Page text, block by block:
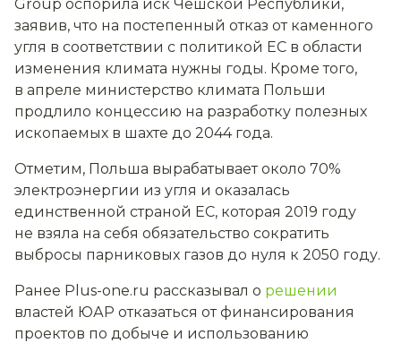
Group оспорила иск Чешской Республики,
заявив, что на постепенный отказ от каменного
угля в соответствии с политикой ЕС в области
изменения климата нужны годы. Кроме того,
в апреле министерство климата Польши
продлило концессию на разработку полезных
ископаемых в шахте до 2044 года.
Отметим, Польша вырабатывает около 70%
электроэнергии из угля и оказалась
единственной страной ЕС, которая 2019 году
не взяла на себя обязательство сократить
выбросы парниковых газов до нуля к 2050 году.
Ранее Plus-one.ru рассказывал о решении
властей ЮАР отказаться от финансирования
проектов по добыче и использованию